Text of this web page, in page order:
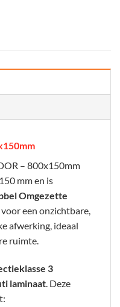
– 800x150mm
mm en is
Omgezette
een onzichtbare,
afwerking, ideaal
ruimte.
3
laminaat. Deze